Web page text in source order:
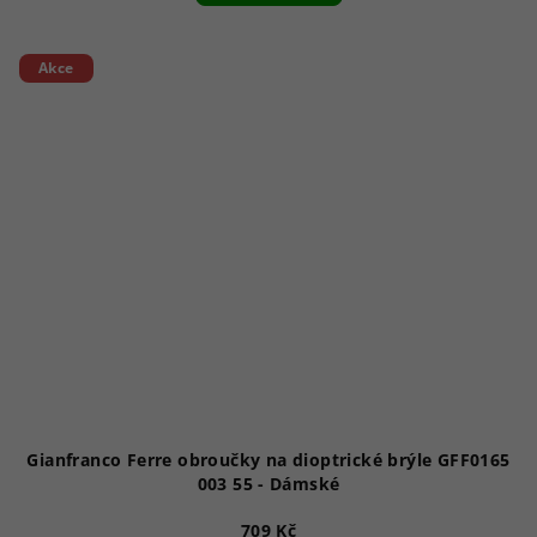
Akce
Gianfranco Ferre obroučky na dioptrické brýle GFF0165
003 55 - Dámské
709 Kč